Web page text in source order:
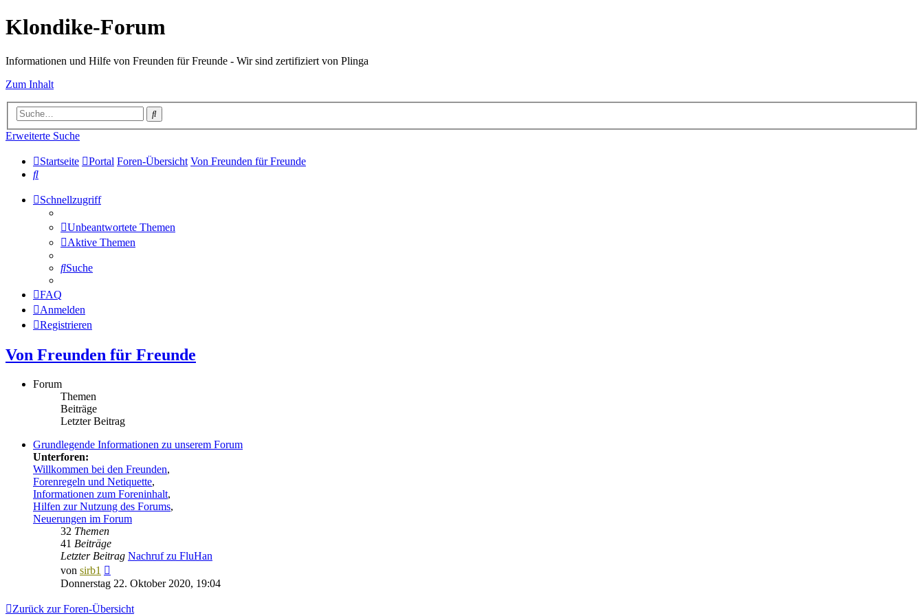
Klondike-Forum
Informationen und Hilfe von Freunden für Freunde - Wir sind zertifiziert von Plinga
Zum Inhalt
Suche
Erweiterte Suche
Startseite Portal Foren-Übersicht Von Freunden für Freunde
Suche
Schnellzugriff
Unbeantwortete Themen
Aktive Themen
Suche
FAQ
Anmelden
Registrieren
Von Freunden für Freunde
Forum
Themen
Beiträge
Letzter Beitrag
Grundlegende Informationen zu unserem Forum
Unterforen:
Willkommen bei den Freunden,
Forenregeln und Netiquette,
Informationen zum Foreninhalt,
Hilfen zur Nutzung des Forums,
Neuerungen im Forum
32 Themen
41 Beiträge
Letzter Beitrag Nachruf zu FluHan
von sirb1
Beitrag
Donnerstag 22. Oktober 2020, 19:04
Zurück zur Foren-Übersicht